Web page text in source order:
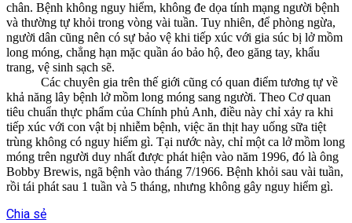
chân. Bệnh không nguy hiểm, không đe dọa tính mạng người bệnh
và thường tự khỏi trong vòng vài tuần. Tuy nhiên, để phòng ngừa,
người dân cũng nên có sự bảo vệ khi tiếp xúc với gia súc bị lở mồm
long móng, chẳng hạn mặc quần áo bảo hộ, đeo găng tay, khẩu
trang, vệ sinh sạch sẽ.
Các chuyên gia trên thế giới cũng có quan điểm tương tự về
khả năng lây bệnh lở mồm long móng sang người. Theo Cơ quan
tiêu chuẩn thực phẩm của Chính phủ Anh, điều này chỉ xảy ra khi
tiếp xúc với con vật bị nhiễm bệnh, việc ăn thịt hay uống sữa tiệt
trùng không có nguy hiểm gì. Tại nước này, chỉ một ca lở mồm long
móng trên người duy nhất được phát hiện vào năm 1996, đó là ông
Bobby Brewis, ngã bệnh vào tháng 7/1966. Bệnh khỏi sau vài tuần,
rồi tái phát sau 1 tuần và 5 tháng, nhưng không gây nguy hiểm gì.
Chia sẻ